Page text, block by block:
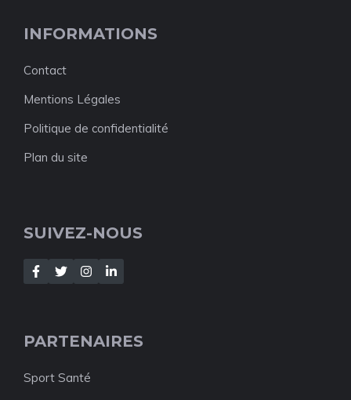
INFORMATIONS
Contact
Mentions Légales
Politique de confidentialité
Plan du site
SUIVEZ-NOUS
PARTENAIRES
Sport Santé